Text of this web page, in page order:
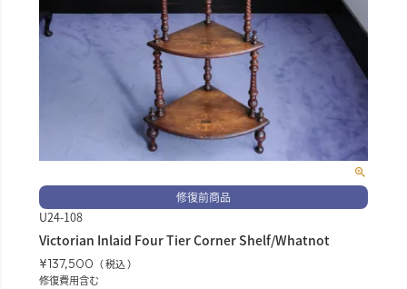
修復前商品
U24-108
Victorian Inlaid Four Tier Corner Shelf/Whatnot
¥137,500
税込
修復費用含む